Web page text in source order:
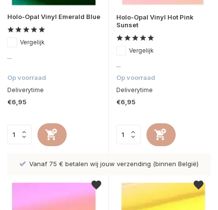
Holo-Opal Vinyl Emerald Blue
Vergelijk
...
Op voorraad
Deliverytime
€6,95
Holo-Opal Vinyl Hot Pink
Sunset
Vergelijk
...
Op voorraad
Deliverytime
€6,95
Vanaf 75 € betalen wij jouw verzending (binnen België)